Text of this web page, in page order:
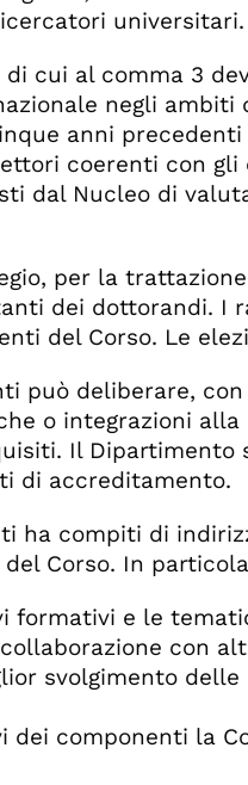
universitari.
di cui al comma 3
negli
anni
coerenti con
dal Nucleo di
per la
dei dottorandi. I
del Corso. Le
può deliberare,
o integrazioni
Il Dipartimento
di accreditamento.
ha compiti di
Corso. In
formativi e le
con
svolgimento
dei componenti la